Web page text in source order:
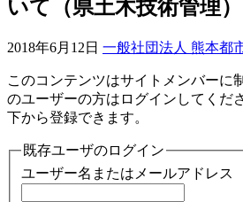
いて（県土木技術管理）
2018年6月12日 一般社団法人 熊本都
このコンテンツはサイトメンバーに
のユーザーの方はログインしてくだ
下から登録できます。
既存ユーザのログイン
ユーザー名またはメールアドレス